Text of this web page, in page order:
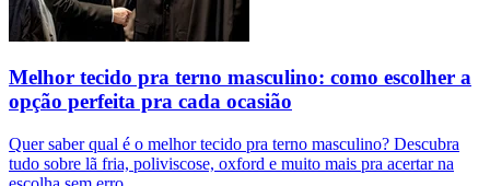
Melhor tecido pra terno masculino: como escolher a
opção perfeita pra cada ocasião
Quer saber qual é o melhor tecido pra terno masculino? Descubra
tudo sobre lã fria, poliviscose, oxford e muito mais pra acertar na